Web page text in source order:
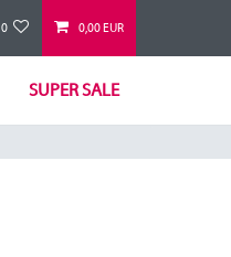
0 0,00 EUR
SUPER SALE